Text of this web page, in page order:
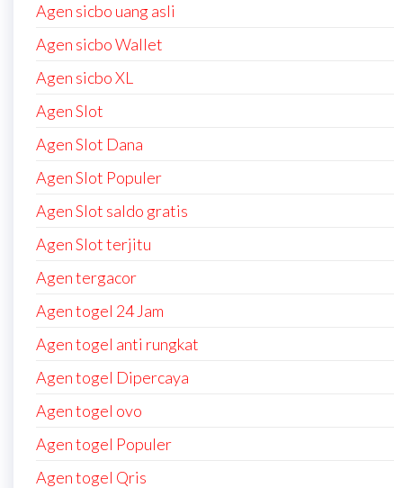
Agen sicbo uang asli
Agen sicbo Wallet
Agen sicbo XL
Agen Slot
Agen Slot Dana
Agen Slot Populer
Agen Slot saldo gratis
Agen Slot terjitu
Agen tergacor
Agen togel 24 Jam
Agen togel anti rungkat
Agen togel Dipercaya
Agen togel ovo
Agen togel Populer
Agen togel Qris